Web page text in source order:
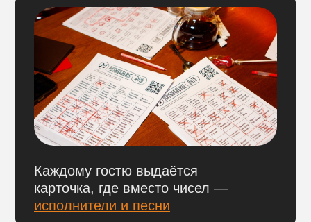
Цена указана за весь стол,больше
ничего доплачивать не нужно, все
участники за столом проходят
по одному
билету.
БРОНЬ СТОЛОВ